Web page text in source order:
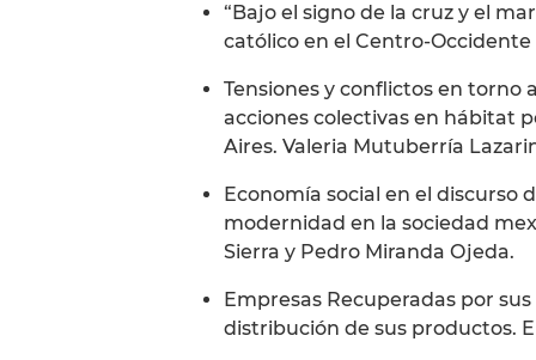
“Bajo el signo de la cruz y el
católico en el Centro-
Tensiones y conflictos en torno
acciones colectivas en hábitat
Aires. Valeria Mutuberría
Economía social en el discurso
modernidad en la sociedad
Sierra y Pedro Miranda Ojeda.
Empresas Recuperadas por
distribución de sus productos.